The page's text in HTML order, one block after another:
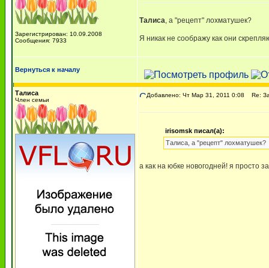
Зарегистрирован: 10.09.2008
Сообщения: 7933
Талиса, а "рецепт" лохматушек?
Я никак не соображу как они
Вернуться к началу
Талиса
Член семьи
Добавлено: Чт Мар 31, 2011 0:08 Re:
irisomsk писал(а):
Талиса, а "рецепт" лохматушек?
а как на юбке новогодней! я просто